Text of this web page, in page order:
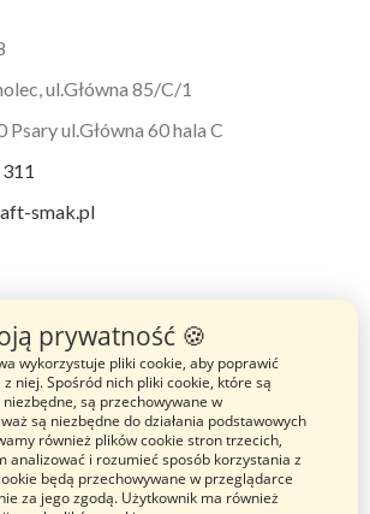
ul.Główna 85/C/1
ul.Główna 60 hala C
smak.pl
prywatność 🍪
wykorzystuje pliki cookie, aby poprawić
niej. Spośród nich pliki cookie, które są
są przechowywane w
są niezbędne do działania podstawowych
również plików cookie stron trzecich,
analizować i rozumieć sposób korzystania z
będą przechowywane w przeglądarce
za jego zgodą. Użytkownik ma również